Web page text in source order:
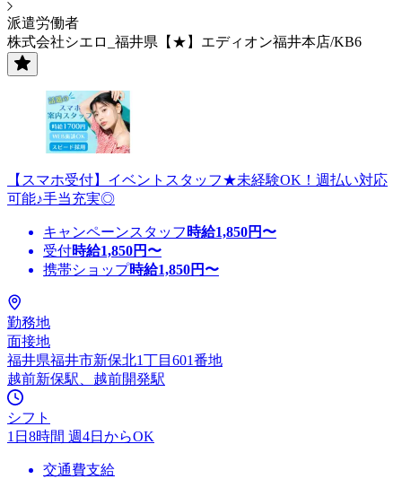
派遣労働者
株式会社シエロ_福井県【★】エディオン福井本店/KB6
【スマホ受付】イベントスタッフ★未経験OK！週払い対応
可能♪手当充実◎
キャンペーンスタッフ 時給1,850円〜
受付時給1,850円〜
携帯ショップ時給1,850円〜
勤務地
面接地
福井県福井市新保北1丁目601番地
越前新保駅、越前開発駅
シフト
1日8時間 週4日からOK
交通費支給